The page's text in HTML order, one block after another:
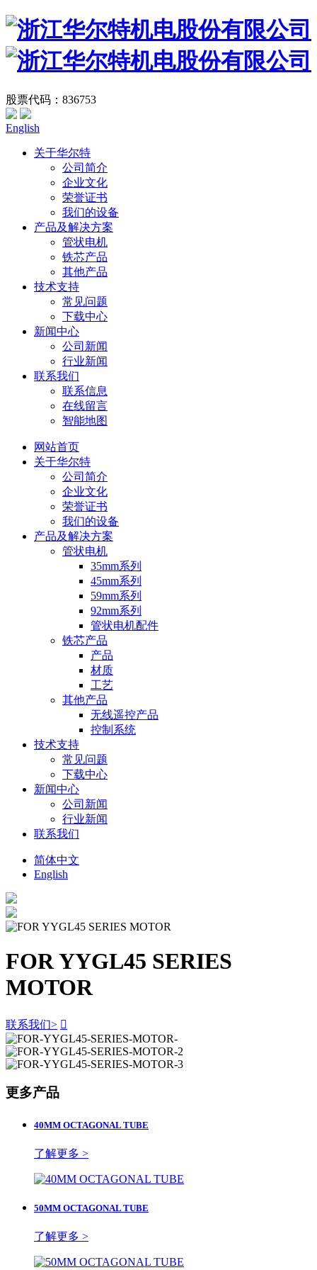
股票代码：836753
English
关于华尔特
公司简介
企业文化
荣誉证书
我们的设备
产品及解决方案
管状电机
铁芯产品
其他产品
技术支持
常见问题
下载中心
新闻中心
公司新闻
行业新闻
联系我们
联系信息
在线留言
智能地图
网站首页
关于华尔特
公司简介
企业文化
荣誉证书
我们的设备
产品及解决方案
管状电机
35mm系列
45mm系列
59mm系列
92mm系列
管状电机配件
铁芯产品
产品
材质
工艺
其他产品
无线遥控产品
控制系统
技术支持
常见问题
下载中心
新闻中心
公司新闻
行业新闻
联系我们
简体中文
English
FOR YYGL45 SERIES
MOTOR
联系我们> 
更多产品
40MM OCTAGONAL TUBE
了解更多 >
50MM OCTAGONAL TUBE
了解更多 >